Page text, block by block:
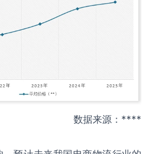
数据来源：****